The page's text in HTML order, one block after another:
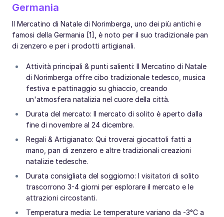
Germania
Il Mercatino di Natale di Norimberga, uno dei più antichi e
famosi della Germania [1], è noto per il suo tradizionale pan
di zenzero e per i prodotti artigianali.
Attività principali & punti salienti: Il Mercatino di Natale
di Norimberga offre cibo tradizionale tedesco, musica
festiva e pattinaggio su ghiaccio, creando
un'atmosfera natalizia nel cuore della città.
Durata del mercato: Il mercato di solito è aperto dalla
fine di novembre al 24 dicembre.
Regali & Artigianato: Qui troverai giocattoli fatti a
mano, pan di zenzero e altre tradizionali creazioni
natalizie tedesche.
Durata consigliata del soggiorno: I visitatori di solito
trascorrono 3-4 giorni per esplorare il mercato e le
attrazioni circostanti.
Temperatura media: Le temperature variano da -3°C a